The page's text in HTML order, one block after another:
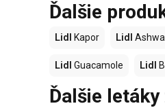
Ďalšie
Lidl Kapor Lidl
Lidl Guacamole Lidl
Ďalšie